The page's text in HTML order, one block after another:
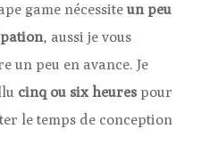
game nécessiteun peu
, aussi je vous
un peu en avance. Je
cinq ou six heures pour
le temps de conception